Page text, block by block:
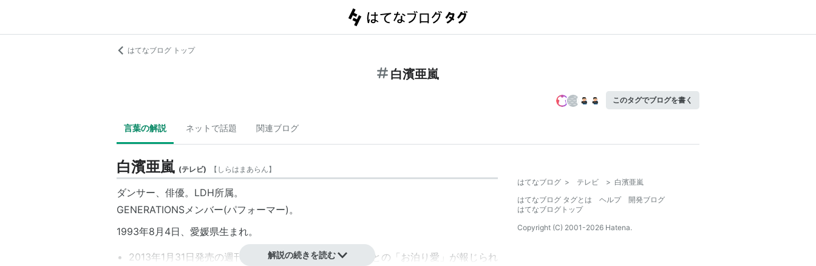
はてなブログ トップ
白濱亜嵐
このタグでブログを書く
言葉の解説 ネットで話題 関連ブログ
白濱亜嵐 (テレビ) 【 しらはまあらん】
ダンサー、俳優。LDH所属。
GENERATIONSメンバー(パフォーマー)。
1993年8月4日、愛媛県生まれ。
2013年1月31日発売の週刊文春で、AKB48・峯岸みなみとの「お泊り愛」が報じられ
解説の続きを読む
はてなブログ > テレビ > 白濱亜嵐
はてなブログ タグとは
ヘルプ
開発ブログ
はてなブログトップ
Copyright (C) 2001-2026 Hatena.